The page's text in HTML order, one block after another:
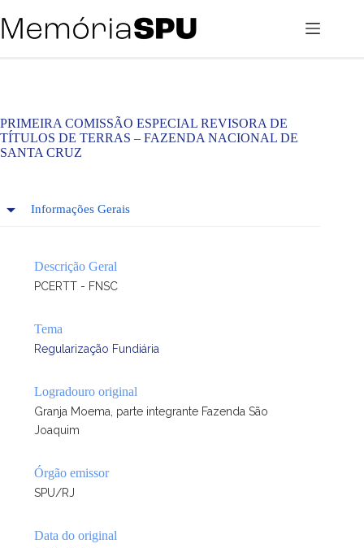
para
o
PRIMEIRA COMISSÃO ESPECIAL REVISORA DE
TÍTULOS DE TERRAS – FAZENDA NACIONAL DE
SANTA CRUZ
Informações Gerais
Descrição Geral
PCERTT - FNSC
Tema
Regularização Fundiária
Logradouro original
Granja Moema, parte integrante Fazenda São
Joaquim
Órgão emissor
SPU/RJ
Data do original